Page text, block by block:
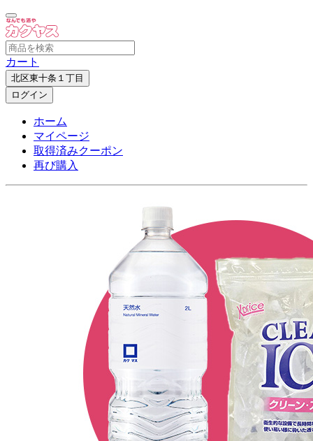
カート
北区東十条１丁目
ログイン
ホーム
マイページ
取得済みクーポン
再び購入